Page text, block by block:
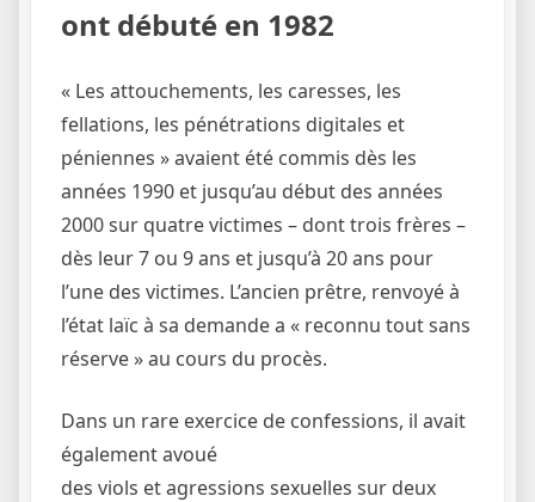
ont débuté en 1982
« Les attouchements, les caresses, les
fellations, les pénétrations digitales et
péniennes » avaient été commis dès les
années 1990 et jusqu’au début des années
2000 sur quatre victimes – dont trois frères –
dès leur 7 ou 9 ans et jusqu’à 20 ans pour
l’une des victimes. L’ancien prêtre, renvoyé à
l’état laïc à sa demande a « reconnu tout sans
réserve » au cours du procès.
Dans un rare exercice de confessions, il avait
également avoué
des viols et agressions sexuelles sur deux